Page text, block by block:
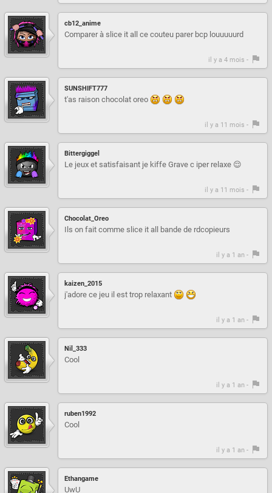
cb12_anime
Comparer à slice it all ce couteu parer bcp louuuuurd
il y a 4 mois -
SUNSHIFT777
t'as raison chocolat oreo
il y a 11 mois -
Bittergiggel
Le jeux et satisfaisant je kiffe Grave c iper relaxe 😌
il y a 11 mois -
Chocolat_Oreo
Ils on fait comme slice it all bande de rdcopieurs
il y a 1 an -
kaizen_2015
j'adore ce jeu il est trop relaxant
il y a 1 an -
Nil_333
Cool
il y a 1 an -
ruben1992
Cool
il y a 1 an -
Ethangame
UwU